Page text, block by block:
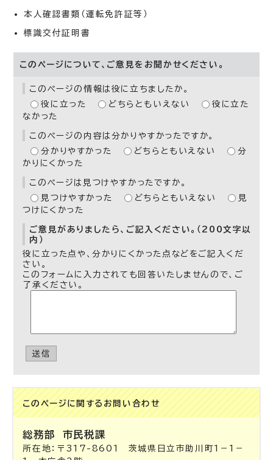
本人確認書類（運転免許証等）
標識交付証明書
このページについて、ご意見をお聞かせください。
このページの情報は役に立ちましたか。
役に立った
どちらともいえない
役に立た
なかった
このページの内容は分かりやすかったですか。
分かりやすかった
どちらともいえない
分
かりにくかった
このページは見つけやすかったですか。
見つけやすかった
どちらともいえない
見
つけにくかった
ご意見がありましたら、ご記入ください。（200文字以
内）
役に立った点や、分かりにくかった点などをご記入くだ
さい。
このフォームに入力されても回答いたしませんので、ご
了承ください。
送信
このページに関する お問い合わせ
総務部 市民税課
所在地：〒317-8601 茨城県日立市助川町1－1－